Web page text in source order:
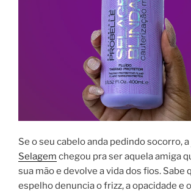
Se o seu cabelo anda pedindo socorro, a
Selagem chegou pra ser aquela amiga
sua mão e devolve a vida dos fios. Sabe
espelho denuncia o frizz, a opacidade e o